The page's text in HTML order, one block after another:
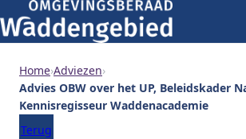
Home›Adviezen›
Advies OBW over het UP, Beleidskader
Kennisregisseur Waddenacademie
Terug